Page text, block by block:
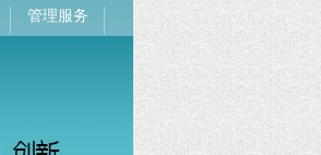
管理服务